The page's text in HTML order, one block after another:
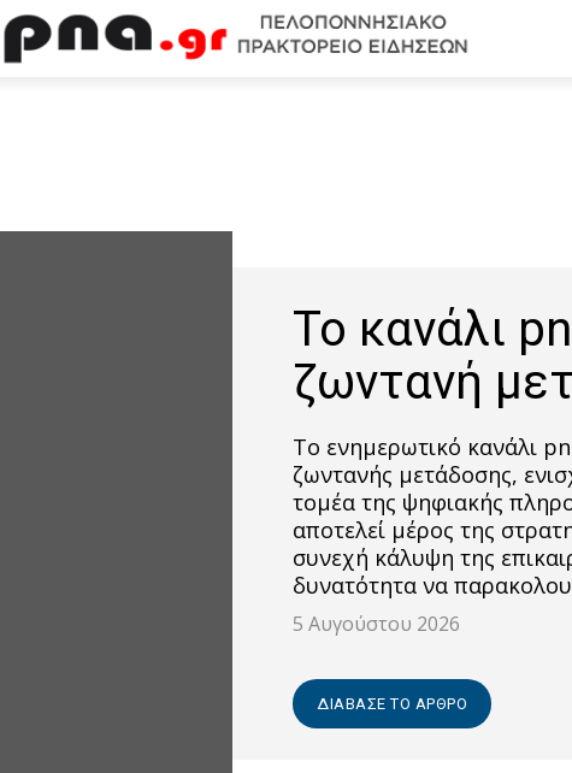
Το κανάλι
ζωντανή
Το ενημερωτικό κανάλι
ζωντανής μετάδοσης,
τομέα της ψηφιακής
αποτελεί μέρος της
συνεχή κάλυψη της
δυνατότητα να
5 Αυγούστου 2026
ΔΙΆΒΑΣΕ ΤΟ ΆΡΘΡΟ